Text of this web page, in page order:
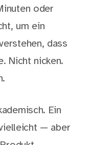
oder
um ein
dass
Nicht nicken.
Ein
— aber